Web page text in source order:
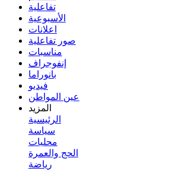
تفاعلية
الأسبوعية
اعلانات
صور تفاعلية
مناسبات
إنفوجراف
بانوراما
فيديو
عين المواطن
المزيد
الرئيسية
سياسة
محليات
الحج والعمرة
رياضة